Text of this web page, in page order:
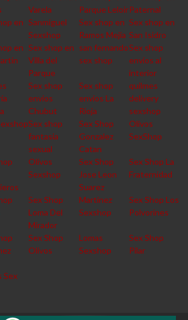
Varela
Parque LeloirPaternal
en Sanmiguel
Sexshop
Sex shop en
Ramos Mejia
Sex shop en
San Isidro
en Sex shop en
Villa del
Parque
san fernando
sex shop
Sex shop
envios al
interior
Sex shop
envios
Chubut
Sex shop
envios La
Rioja
quilmes
delivery
sexshop
Sex shop
fantasia
sexual
Sex Shop
Gonzalez
Catan
Olivos
SexShop
Olivos
Sexshop
Sex Shop
Jose Leon
Suarez
Sex Shop La
Fraternidad
Sex Shop
Loma Del
Mirador
Martinez
Sexshop
Sex Shop Los
Polvorines
Sex Shop
Olivos
Lomas
Sexshop
Sex Shop
Pilar
Sex